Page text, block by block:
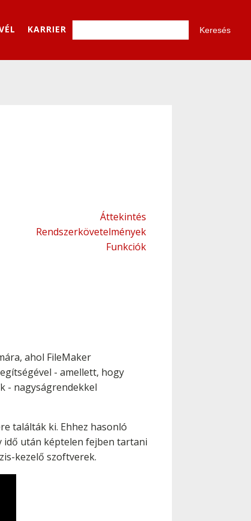
KARRIER
Áttekintés
Rendszerkövetelmények
Funkciók
ahol FileMaker
- amellett, hogy
- nagyságrendekkel
találták ki. Ehhez hasonló
idő után képtelen fejben tartani
kezelő szoftverek.